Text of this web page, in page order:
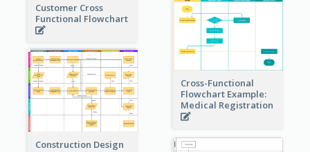
Customer Cross
Functional Flowchart
Cross-Functional
Flowchart Example:
Medical Registration
Construction Design